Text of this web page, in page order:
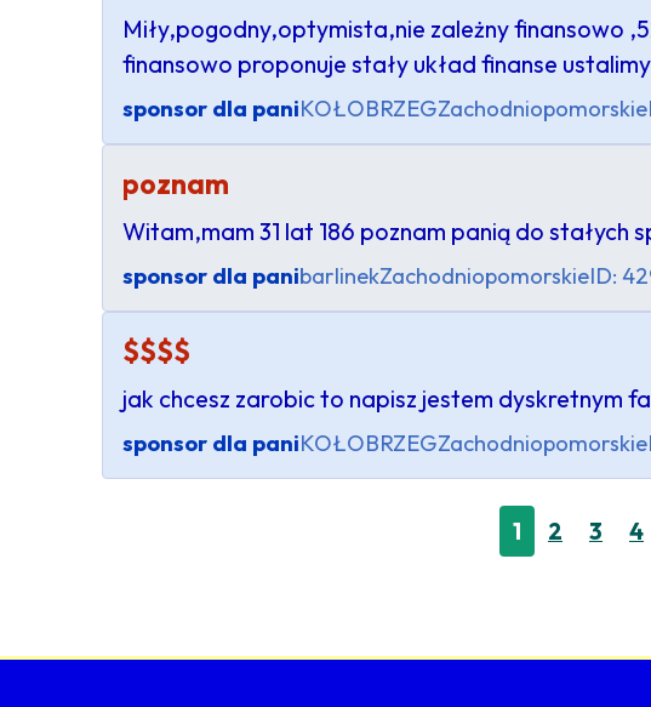
Miły,pogodny,optymista,nie zależny finansowo
finansowo proponuje stały układ finanse
sponsor dla paniKOŁOBRZEGZachodniopomorskie
poznam
Witam,mam 31 lat 186 poznam panią do stałych
sponsor dla panibarlinekZachodniopomorskieID:
$$$$
jak chcesz zarobic to napisz jestem dyskretnym
sponsor dla paniKOŁOBRZEGZachodniopomorskie
1 2 3 4